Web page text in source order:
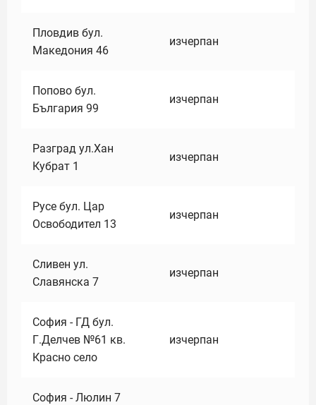
Пловдив бул.
Македония 46
изчерпан
Попово бул.
България 99
изчерпан
Разград ул.Хан
Кубрат 1
изчерпан
Русе бул. Цар
Освободител 13
изчерпан
Сливен ул.
Славянска 7
изчерпан
София - ГД бул.
Г.Делчев №61 кв.
Красно село
изчерпан
София - Люлин 7